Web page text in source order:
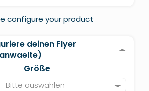
configure your product
deinen Flyer
Größe
Bitte auswählen